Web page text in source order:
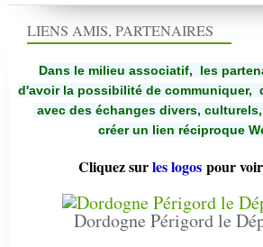
LIENS AMIS, PARTENAIRES
Dans le milieu associatif, les
d'avoir la possibilité de communiquer,
avec des échanges divers,
créer un lien réciproque
Cliquez surles logos pour
Dordogne Périgord le